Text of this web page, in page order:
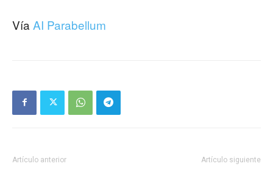
Vía AI Parabellum
Artículo anterior Artículo siguiente